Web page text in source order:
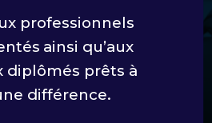
avec votre équipe de
expérience simplifiée.
nous pouvons vous
aider.
professionnels
ainsi qu’aux
diplômés prêts à
différence.